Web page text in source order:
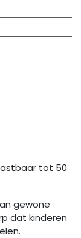
tot 50
gewone
dat kinderen